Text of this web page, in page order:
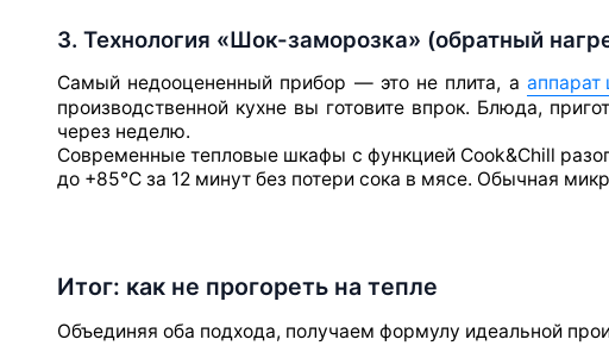
3. Технология «Шок-заморозка» (обратный
Самый недооцененный прибор — это не плита, а аппарат
производственной кухне вы готовите впрок. Блюда,
через неделю.
Современные тепловые шкафы с функцией Cook&Chill
до +85°C за 12 минут без потери сока в мясе. Обычная
Итог: как не прогореть на тепле
Объединяя оба подхода, получаем формулу идеальной